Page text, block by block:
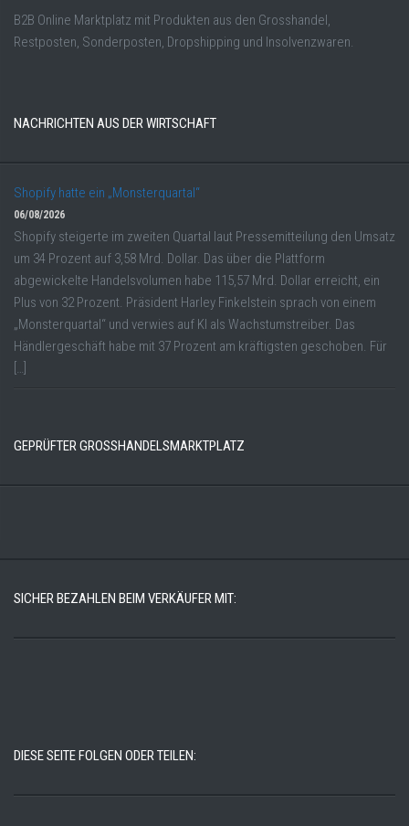
B2B Online Marktplatz mit Produkten aus den Grosshandel,
Restposten, Sonderposten, Dropshipping und Insolvenzwaren.
NACHRICHTEN AUS DER WIRTSCHAFT
Shopify hatte ein „Monsterquartal“
06/08/2026
Shopify steigerte im zweiten Quartal laut Pressemitteilung den Umsatz
um 34 Prozent auf 3,58 Mrd. Dollar. Das über die Plattform
abgewickelte Handelsvolumen habe 115,57 Mrd. Dollar erreicht, ein
Plus von 32 Prozent. Präsident Harley Finkelstein sprach von einem
„Monsterquartal“ und verwies auf KI als Wachstumstreiber. Das
Händlergeschäft habe mit 37 Prozent am kräftigsten geschoben. Für
[…]
GEPRÜFTER GROSSHANDELSMARKTPLATZ
SICHER BEZAHLEN BEIM VERKÄUFER MIT:
DIESE SEITE FOLGEN ODER TEILEN: